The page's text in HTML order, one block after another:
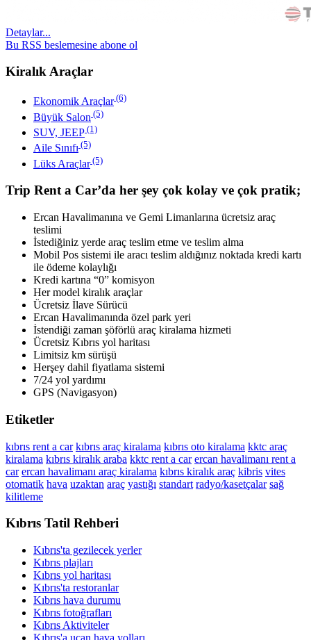
Detaylar...
Bu RSS beslemesine abone ol
Kiralık Araçlar
Ekonomik Araçlar(6)
Büyük Salon (5)
SUV, JEEP (1)
Aile Sınıfı (5)
Lüks Araçlar(5)
Trip Rent a Car’da her şey çok kolay ve çok pratik;
Ercan Havalimanına ve Gemi Limanlarına ücretsiz araç
teslimi
İstediğiniz yerde araç teslim etme ve teslim alma
Mobil Pos sistemi ile aracı teslim aldığınız noktada kredi kartı
ile ödeme kolaylığı
Kredi kartına “0” komisyon
Her model kiralık araçlar
Ücretsiz İlave Sürücü
Ercan Havalimanında özel park yeri
İstendiği zaman şöförlü araç kiralama hizmeti
Ücretsiz Kıbrıs yol haritası
Limitsiz km sürüşü
Herşey dahil fiyatlama sistemi
7/24 yol yardımı
GPS (Navigasyon)
Etiketler
kıbrıs rent a car kıbrıs araç kiralama kıbrıs oto kiralama kktc araç
kiralama kıbrıs kiralık araba kktc rent a car ercan havalimanı rent a
car ercan havalimanı araç kiralama kıbrıs kiralık araç kibris vites
otomatik hava uzaktan araç yastığı standart radyo/kasetçalar sağ
kilitleme
Kıbrıs Tatil Rehberi
Kıbrıs'ta gezilecek yerler
Kıbrıs plajları
Kıbrıs yol haritası
Kıbrıs'ta restoranlar
Kıbrıs hava durumu
Kıbrıs fotoğrafları
Kıbrıs Aktiviteler
Kıbrıs'a uçan hava yolları